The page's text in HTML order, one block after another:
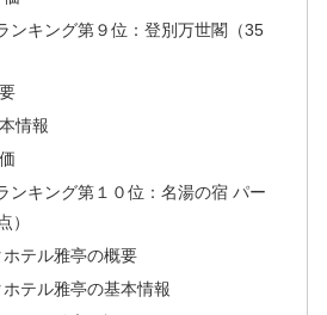
ンキング第９位：登別万世閣（35
情報
ンキング第１０位：名湯の宿 パー
）
テル雅亭の概要
テル雅亭の基本情報